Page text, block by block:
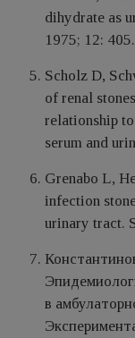
dihydrate as
1975; 12: 405.
Scholz D,
of renal
relationship
serum and
Grenabo L,
infection
urinary tract.
в